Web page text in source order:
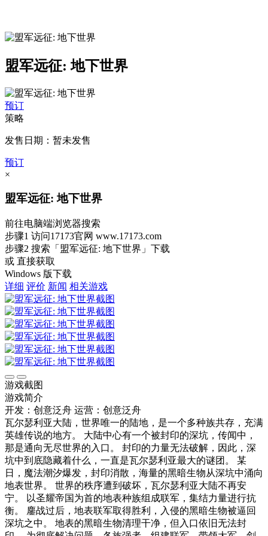
盟军远征: 地下世界
预订
策略
发售日期：暂未发售
预订
×
盟军远征: 地下世界
前往电脑端浏览器搜索
步骤1 访问17173官网 www.17173.com
步骤2 搜索 「盟军远征: 地下世界」 下载
或 直接获取
Windows 版下载
详细 评价 新闻 相关游戏
游戏截图
游戏简介
开发：创意泛舟 运营：创意泛舟
瓦尔瑟利亚大陆，世界唯一的陆地，是一个多种族共存，充满
英雄传说的地方。 大陆中心有一个被封印的深坑，传闻中，
那是通向无尽世界的入口。 封印的力量无法破解，因此，深
坑中到底隐藏着什么，一直是瓦尔瑟利亚最大的谜团。 某
日，魔法潮汐爆发，封印消散，海量的黑暗生物从深坑中涌向
地表世界。 世界的秩序遭到破坏，瓦尔瑟利亚大陆不再安
宁。 以圣耀帝国为首的地表种族组成联军，集结力量进行抗
衡。 鏖战过后，地表联军取得胜利，入侵的黑暗生物被逼回
深坑之中。 地表的黑暗生物清理干净，但入口依旧无法封